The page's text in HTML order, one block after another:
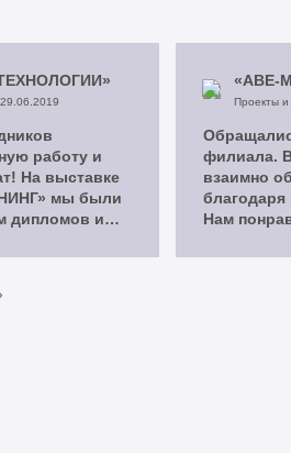
29.06.2019
работу и
На выставке
мы были
дипломов и
по
«АВЕ-
Проекты и
филиала.
взаимно
благодаря
Нам
Кемерово,